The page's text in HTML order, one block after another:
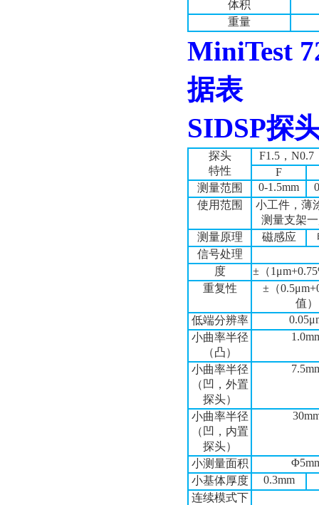
体积
重量
MiniTest
据表
SIDSP探
探头
特性
F1.5， N0.7
F
测量范围
0-1.5mm
使用范围
小工件，薄
测量支架
测量原理
磁感应
信号处理
度
± （
重复性
± （
值）
低端分辨率
小曲率半径
（凸）
小曲率半径
（凹，外置
探头）
小曲率半径
（凹，内置
探头）
小测量面积
小基体厚度
0.3mm
连续模式下